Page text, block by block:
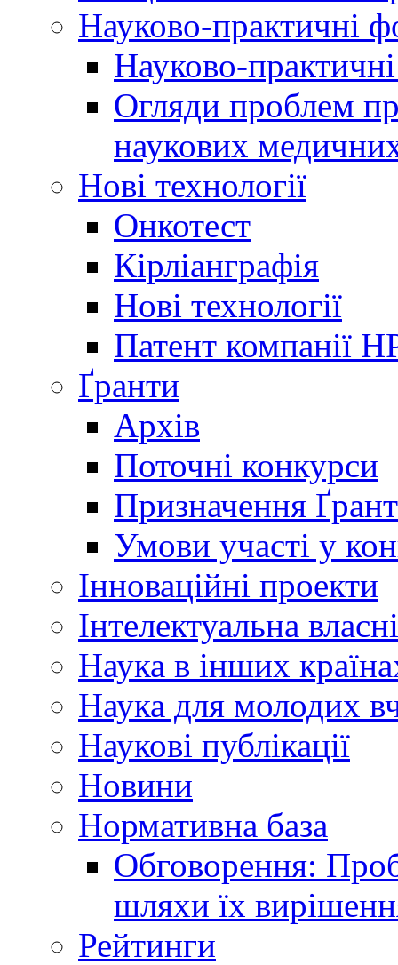
Науково-практичні
Науково-
Огляди проблем
наукових
Нові технології
Онкотест
Кірліанграфія
Нові технології
Патент компанії
Ґранти
Архів
Поточні конкурси
Призначення
Умови участі у
Інноваційні проекти
Інтелектуальна
Наука в інших
Наука для молодих
Наукові публікації
Новини
Нормативна база
Обговорення:
шляхи їх
Рейтинги